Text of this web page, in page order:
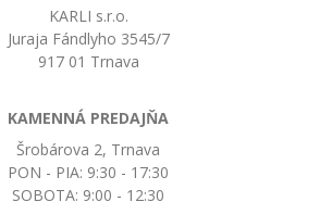
KARLI s.r.o.
Juraja Fándlyho 3545/7
917 01 Trnava
KAMENNÁ PREDAJŇA
Šrobárova 2, Trnava
PON - PIA: 9:30 - 17:30
SOBOTA: 9:00 - 12:30